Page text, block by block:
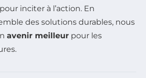
inciter à l’action. En
des solutions durables, nous
avenir meilleur pour les